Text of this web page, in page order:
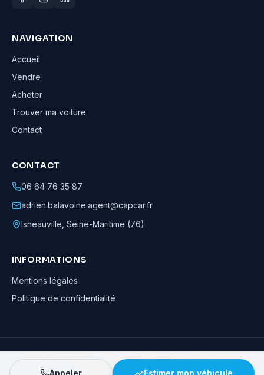
NAVIGATION
Accueil
Vendre
Acheter
Trouver ma voiture
Contact
CONTACT
06 64 76 35 87
adrien.balavoine.agent@capcar.fr
Isneauville Seine-Maritime (76)
INFORMATIONS
Mentions légales
Politique de confidentialité
Adrien Balavoine—Agent automobile CapCar, Agent formateur· ©
· Tous droits réservés
Appeler Estimer mon véhicule